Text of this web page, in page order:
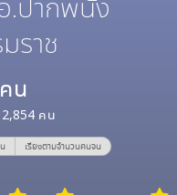
ราช
คน
2,854 คน
เรียงตามจำนวนคนจน